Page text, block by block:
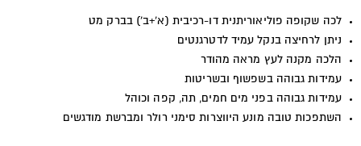
לכה שקופה פוליאוריתנית דו-רכיבית (א'+ב') בברק מט
ניתן לרחיצה בנקל עמיד לדטרגנטים
הלכה מקנה לעץ מראה מהודר
עמידות גבוהה בשפשוף ובשריטות
עמידות גבוהה בפני מים חמים, תה, קפה וכוהל
השתפכות טובה מונע היווצרות סימני רולר ומברשת מודגשים